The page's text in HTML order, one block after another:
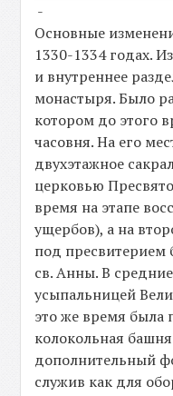
-
Основные
1330-1334 годах.
и внутреннее
монастыря. Было
котором до этого
часовня. На его
двухэтажное
церковью
время на этапе
ущербов), а на
под пресвитерием
св. Анны. В
усыпальницей
это же время была
колокольная
дополнительный
служив как для